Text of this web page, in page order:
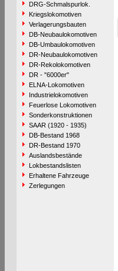
DRG-Schmalspurlok.
Kriegslokomotiven
Verlagerungsbauten
DB-Neubaulokomotiven
DB-Umbaulokomotiven
DR-Neubaulokomotiven
DR-Rekolokomotiven
DR - "6000er"
ELNA-Lokomotiven
Industrielokomotiven
Feuerlose Lokomotiven
Sonderkonstruktionen
SAAR (1920 - 1935)
DB-Bestand 1968
DR-Bestand 1970
Auslandsbestände
Lokbestandslisten
Erhaltene Fahrzeuge
Zerlegungen